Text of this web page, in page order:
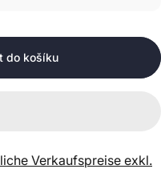
do košíku
Verkaufspreise exkl.